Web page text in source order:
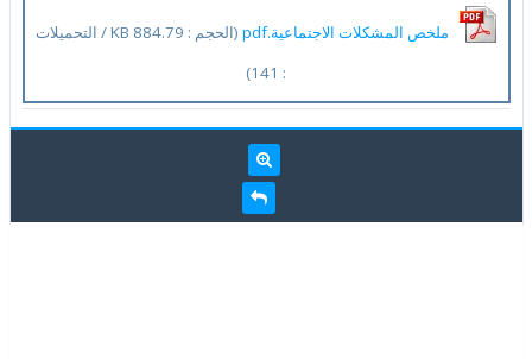
ملخص المشكلات الاجتماعية.pdf
(الحجم : 884.79 KB / التحميلات